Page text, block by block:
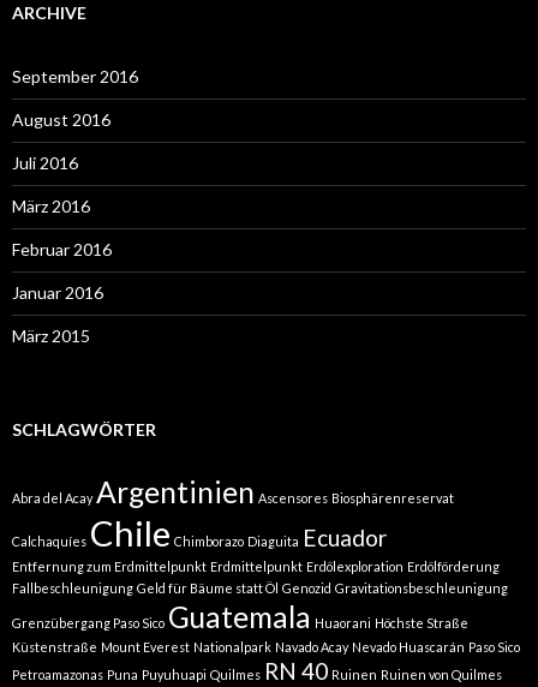
ARCHIVE
September 2016
August 2016
Juli 2016
März 2016
Februar 2016
Januar 2016
März 2015
SCHLAGWÖRTER
Abra del Acay Argentinien Ascensores Biosphärenreservat
Calchaquíes Chile Chimborazo Diaguita Ecuador
Entfernung zum Erdmittelpunkt Erdmittelpunkt Erdölexploration Erdölförderung
Fallbeschleunigung Geld für Bäume statt Öl Genozid Gravitationsbeschleunigung
Grenzübergang Paso Sico Guatemala Huaorani Höchste Straße
Küstenstraße Mount Everest Nationalpark Navado Acay Nevado Huascarán Paso Sico
Petroamazonas Puna Puyuhuapi Quilmes RN 40 Ruinen Ruinen von Quilmes